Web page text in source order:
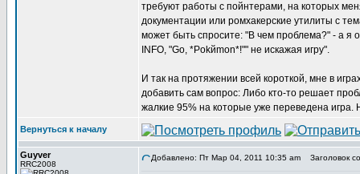
требуют работы с пойнтерами, на которых
документации или ромхакерские утилиты с
может быть спросите: "В чем проблема?" - а я
INFO, "Go, *Pokйmon*!"" не искажая игру".
И так на протяжении всей короткой, мне в
добавить сам вопрос: Либо кто-то решает
жалкие 95% на которые уже переведена
Вернуться к началу
Guyver
RRC2008
Добавлено: Пт Мар 04, 2011 10:35 am Заголовок